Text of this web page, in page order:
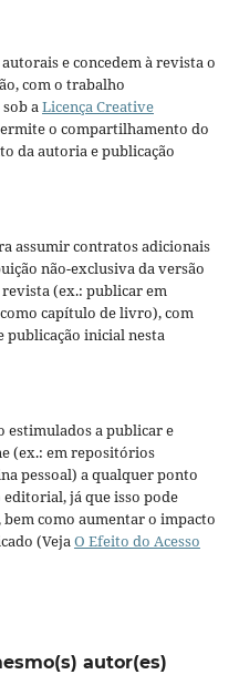
e concedem à revista o
com o trabalho
aLicença Creative
o compartilhamento do
da autoria e publicação
assumir contratos adicionais
não-exclusiva da versão
(ex.: publicar em
capítulo de livro), com
publicação inicial nesta
estimulados a publicar e
(ex.: em repositórios
pessoal) a qualquer ponto
já que isso pode
como aumentar o impacto
(VejaO Efeito do Acesso
autor(es)